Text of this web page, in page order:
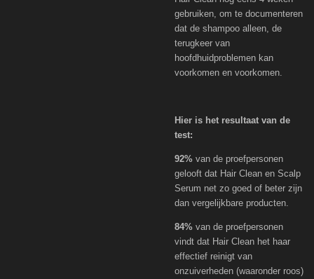
gebruiken, om te documenteren
dat de shampoo alleen, de
terugkeer van
hoofdhuidproblemen kan
voorkomen en voorkomen.
Hier is het resultaat van de
test:
92% van de proefpersonen
gelooft dat Hair Clean en Scalp
Serum net zo goed of beter zijn
dan vergelijkbare producten.
84% van de proefpersonen
vindt dat Hair Clean het haar
effectief reinigt van
onzuiverheden (waaronder roos)